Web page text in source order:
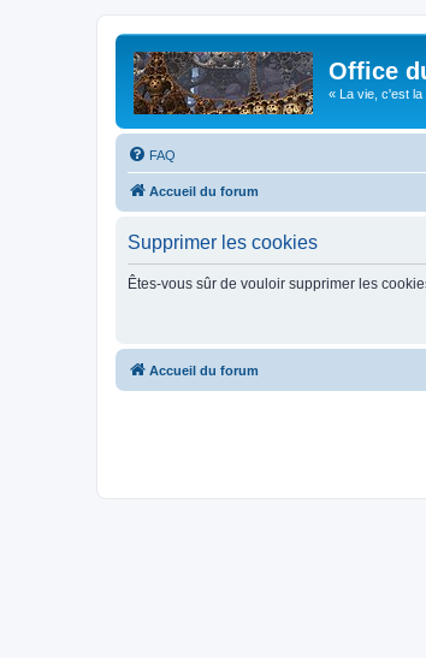
Office
« La vie, c'est
FAQ
Accueil du forum
Supprimer les cookies
Êtes-vous sûr de vouloir supprimer les
Accueil du forum